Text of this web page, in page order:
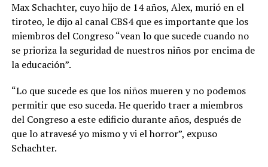
Max Schachter, cuyo hijo de 14 años, Alex, murió en el
tiroteo, le dijo al canal CBS4 que es importante que los
miembros del Congreso “vean lo que sucede cuando no
se prioriza la seguridad de nuestros niños por encima de
la educación”.
“Lo que sucede es que los niños mueren y no podemos
permitir que eso suceda. He querido traer a miembros
del Congreso a este edificio durante años, después de
que lo atravesé yo mismo y vi el horror”, expuso
Schachter.